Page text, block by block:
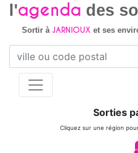
l'agenda des
Sortir à JARNIOUX et ses
Sorties
Cliquez sur une région